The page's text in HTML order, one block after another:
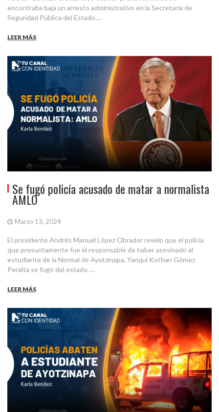
encontraba baja un arresto administrativo en la Secretaría de
Seguridad Pública del Estado....
LEER MÁS
Se fugó policía acusado de matar a normalista
AMLO
Marzo 13, 2024
El presidente Andrés Manuel López Obrador reveló que el policía
que presuntamente fue el responsable de haber asesinado al
estudiante de la Normal de Ayotzinapa, Yanqui Kothan Gómez
Peralta se fugó del estado. ...
LEER MÁS